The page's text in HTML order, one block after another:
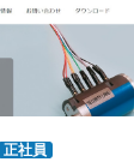
正社員